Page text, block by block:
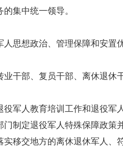
集中统一领导。
人思想政治、管理保障和安置
业干部、复员干部、离休退休
役军人教育培训工作和退役军
门制定退役军人特殊保障政策
实移交地方的离休退休军人、